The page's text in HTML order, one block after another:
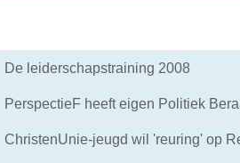
29-07-2008 10:52
De leiderschapstraining 2008
28-07-2008 17:15
PerspectieF heeft eigen Politiek
18-07-2008 13:35
ChristenUnie-jeugd wil 'reuring' op